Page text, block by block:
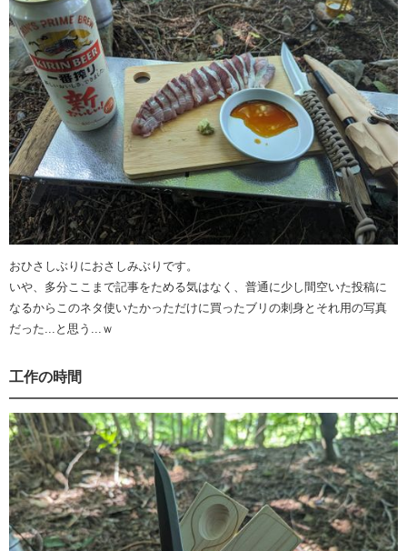
おひさしぶりにおさしみぶりです。
いや、多分ここまで記事をためる気はなく、普通に少し間空いた投稿に
なるからこのネタ使いたかっただけに買ったブリの刺身とそれ用の写真
だった...と思う...ｗ
工作の時間